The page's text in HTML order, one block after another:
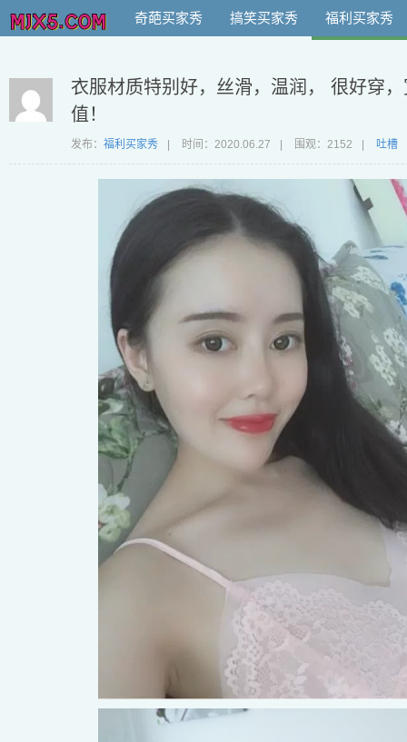
奇葩买家秀 搞笑买家秀 福利买家秀
衣服材质特别好，丝滑，温润， 很好穿
值！
发布： 福利买家秀 时间： 2020.06.27 围观：2152 吐槽